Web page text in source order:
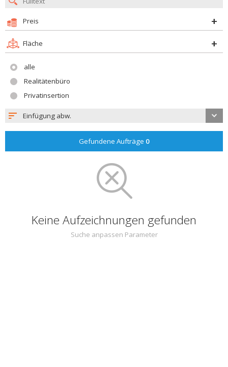
Preis
Fläche
alle
Realitätenbüro
Privatinsertion
Einfügung abw.
Gefundene Aufträge 0
Keine Aufzeichnungen gefunden
Suche anpassen Parameter